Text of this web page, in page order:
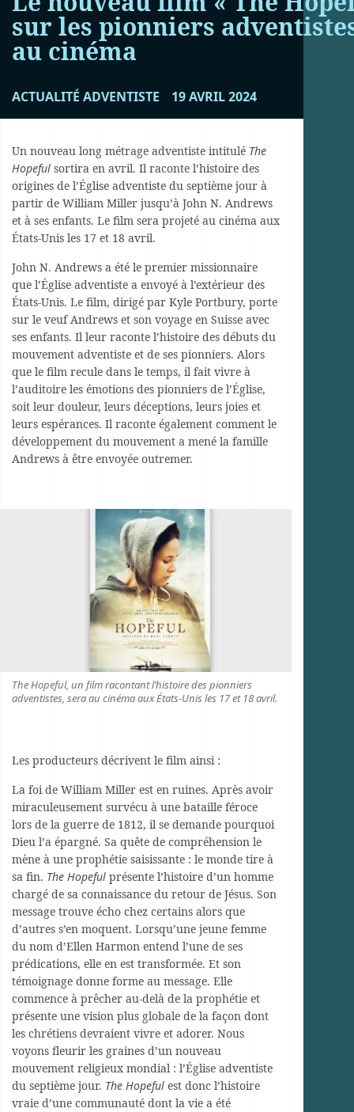
sur les pionniers
au cinéma
ACTUALITÉ ADVENTISTE 19 AVRIL 2024
Un nouveau long métrage adventiste intitulé The
Hopeful sortira en avril. Il raconte l’histoire des
origines de l’Église adventiste du septième jour à
partir de William Miller jusqu’à John N. Andrews
et à ses enfants. Le film sera projeté au cinéma aux
États-Unis les 17 et 18 avril.
John N. Andrews a été le premier missionnaire
que l’Église adventiste a envoyé à l’extérieur des
États-Unis. Le film, dirigé par Kyle Portbury, porte
sur le veuf Andrews et son voyage en Suisse avec
ses enfants. Il leur raconte l’histoire des débuts du
mouvement adventiste et de ses pionniers. Alors
que le film recule dans le temps, il fait vivre à
l’auditoire les émotions des pionniers de l’Église,
soit leur douleur, leurs déceptions, leurs joies et
leurs espérances. Il raconte également comment le
développement du mouvement a mené la famille
Andrews à être envoyée outremer.
The Hopeful, un film racontant l’histoire des pionniers
adventistes, sera au cinéma aux États-Unis les 17 et 18 avril.
Les producteurs décrivent le film ainsi :
La foi de William Miller est en ruines. Après avoir
miraculeusement survécu à une bataille féroce
lors de la guerre de 1812, il se demande pourquoi
Dieu l’a épargné. Sa quête de compréhension le
mène à une prophétie saisissante : le monde tire à
sa fin. The Hopeful présente l’histoire d’un homme
chargé de sa connaissance du retour de Jésus. Son
message trouve écho chez certains alors que
d’autres s’en moquent. Lorsqu’une jeune femme
du nom d’Ellen Harmon entend l’une de ses
prédications, elle en est transformée. Et son
témoignage donne forme au message. Elle
commence à prêcher au-delà de la prophétie et
présente une vision plus globale de la façon dont
les chrétiens devraient vivre et adorer. Nous
voyons fleurir les graines d’un nouveau
mouvement religieux mondial : l’Église adventiste
du septième jour. The Hopeful est donc l’histoire
vraie d’une communauté dont la vie a été